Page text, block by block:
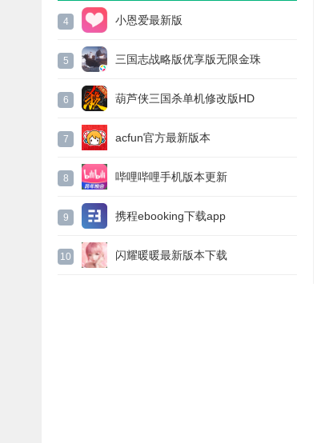
4 小恩爱最新版
5 三国志战略版优享版无限金珠
6 葫芦侠三国杀单机修改版HD
7 acfun官方最新版本
8 哔哩哔哩手机版本更新
9 携程ebooking下载app
10 闪耀暖暖最新版本下载